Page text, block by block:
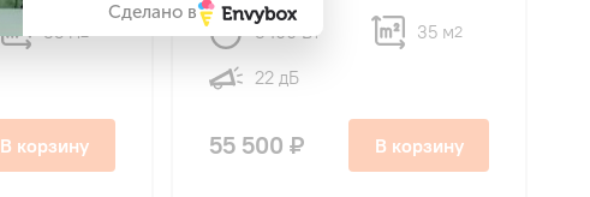
35 м2
В корзину
3400 Вт 35 м2
22 дБ
55 500 ₽ В корзину
Сделано в